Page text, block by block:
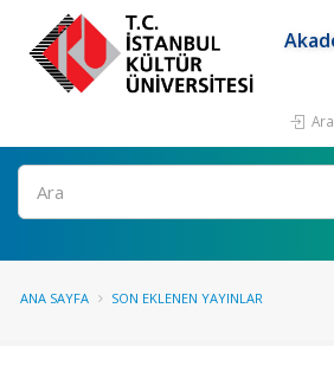
Ara
ANA SAYFA SON EKLENEN YAYINLAR